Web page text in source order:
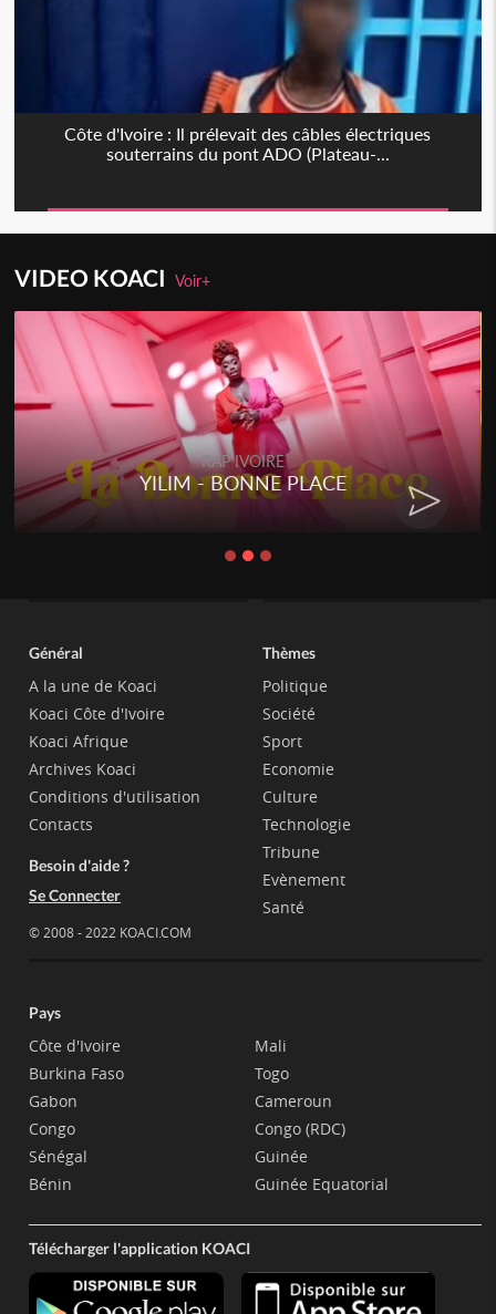
Côte d'Ivoire : Il prélevait des câbles électriques
souterrains du pont ADO (Plateau-...
VIDEO KOACIVoir+
RAP IVOIRE
YILIM - BONNE PLACE
Général
A la une de Koaci
Koaci Côte d'Ivoire
Koaci Afrique
Archives Koaci
Conditions d'utilisation
Contacts
Besoin d'aide ?
Se Connecter
© 2008 - 2022 KOACI.COM
Thèmes
Politique
Société
Sport
Economie
Culture
Technologie
Tribune
Evènement
Santé
Pays
Côte d'Ivoire
Burkina Faso
Gabon
Congo
Sénégal
Bénin
Mali
Togo
Cameroun
Congo (RDC)
Guinée
Guinée Equatorial
Télécharger l'application KOACI